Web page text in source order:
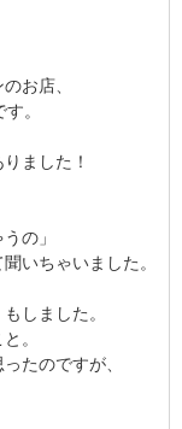
お店、
。
ました！
の」
いちゃいました。
しました。
。
たのですが、